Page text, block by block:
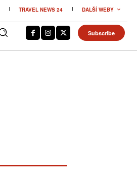
TRAVEL NEWS 24 DALŠÍ WEBY
Subscribe